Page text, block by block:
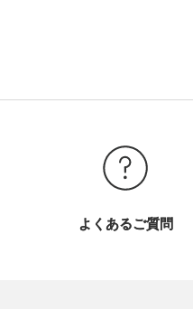
よくあるご質問